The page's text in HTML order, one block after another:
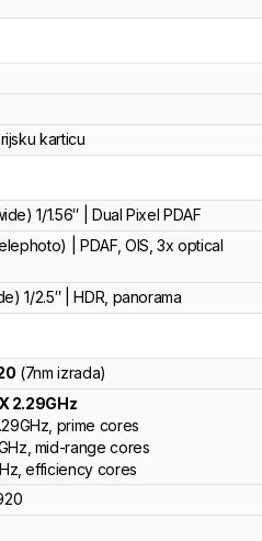
karticu
1/1.56″ | Dual Pixel PDAF
| PDAF, OIS, 3x optical
1/2.5″ | HDR, panorama
(7nm izrada)
2.29GHz
GHz, prime cores
mid-range cores
efficiency cores